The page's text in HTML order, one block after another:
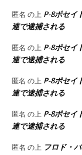
匿名 の上 P-8ポセイ
連で逮捕される
匿名 の上 P-8ポセイ
連で逮捕される
匿名 の上 P-8ポセイ
連で逮捕される
匿名 の上 P-8ポセイ
連で逮捕される
匿名 の上 フロド・